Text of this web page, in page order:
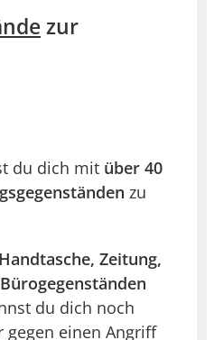
zur
du dich mit über 40
zu
Handtasche, Zeitung,
du dich noch
einen Angriff